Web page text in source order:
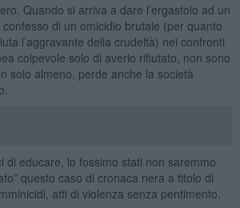
Quando si arriva a dare l’ergastolo ad un
di un omicidio brutale (per quanto
l’aggravante della crudeltà) nei confronti
colpevole solo di averlo rifiutato, non sono
solo almeno, perde anche la società
di educare, lo fossimo stati non saremmo
questo caso di cronaca nera a titolo di
atti di violenza senza pentimento.